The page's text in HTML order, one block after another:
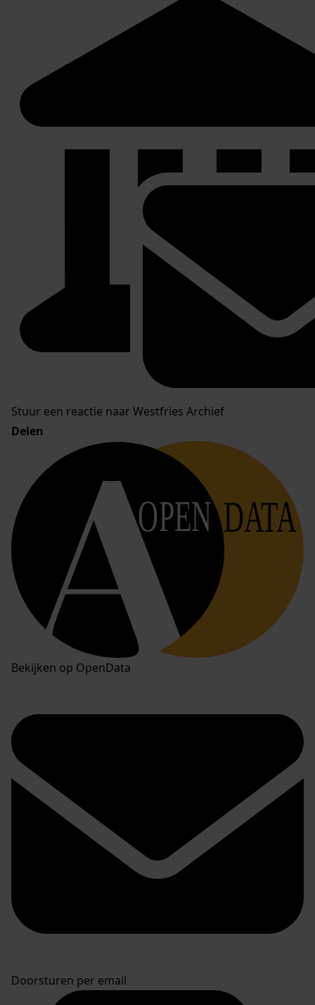
Stuur een reactie naar Westfries Archief
Delen
OPEN DATA
Bekijken op OpenData
Doorsturen per email